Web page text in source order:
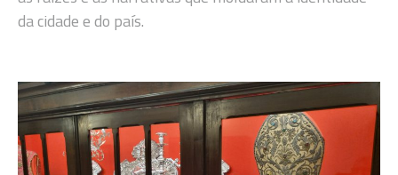
da cidade e do país.